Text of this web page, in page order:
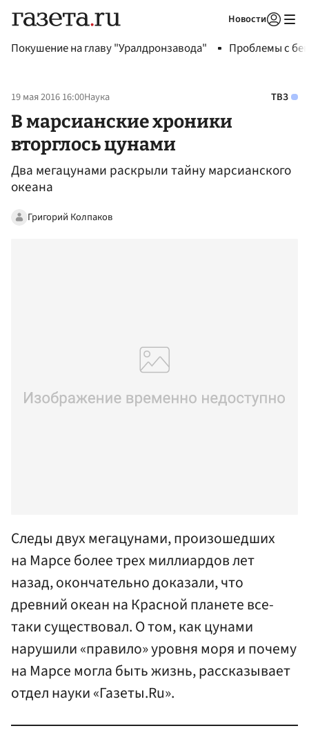
Новости
Покушение на главу "Уралдронзавода" Проблемы с
19 мая 2016 16:00Наука ТВЗ
В марсианские хроники
вторглось цунами
Два мегацунами раскрыли тайну марсианского
океана
Григорий Колпаков
Следы двух мегацунами, произошедших
на Марсе более трех миллиардов лет
назад, окончательно доказали, что
древний океан на Красной планете все-
таки существовал. О том, как цунами
нарушили «правило» уровня моря и почему
на Марсе могла быть жизнь, рассказывает
отдел науки «Газеты.Ru».